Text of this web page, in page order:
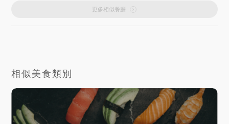
更多相似餐廳
相似美食類別